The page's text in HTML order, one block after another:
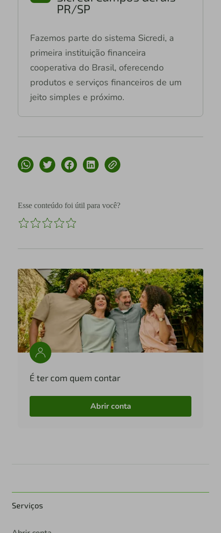
PR/SP
Fazemos parte do sistema Sicredi, a
primeira instituição financeira
cooperativa do Brasil, oferecendo
produtos e serviços financeiros de um
jeito simples e próximo.
Esse conteúdo foi útil para você?
É ter com quem contar
Abrir conta
Serviços